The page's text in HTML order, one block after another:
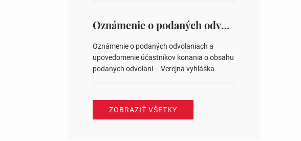
ysledky.html
Oznámenie o podaných odvolaniach a upovedomenie účastníkov konania o obsahu podaných odvolani – Verejná vyhláška
Oznámenie o podaných odvolaniach a
upovedomenie účastníkov konania o obsahu
podaných odvolani – Verejná vyhláška
ZOBRAZIŤ VŠETKY